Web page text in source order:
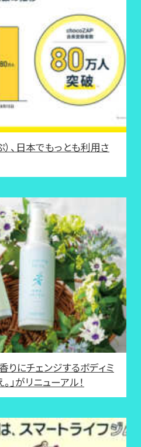
、日本でもっとも利用さ
にチェンジするボディミ
」がリニューアル！